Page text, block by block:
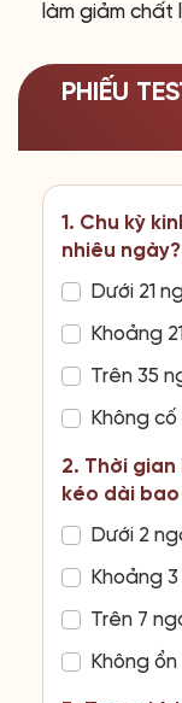
làm giảm
PHIẾU
1. Chu kỳ
nhiêu ngày?
Dưới 21
Khoảng
Trên 35
Không
2. Thời
kéo dài
Dưới 2
Khoảng
Trên 7
Không